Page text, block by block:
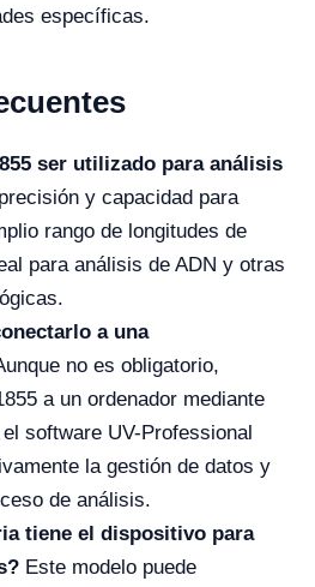
específicas.
ser utilizado para análisis
y capacidad para
rango de longitudes de
para análisis de ADN y otras
a una
no es obligatorio,
a un ordenador mediante
software UV-Professional
la gestión de datos y
de análisis.
tiene el dispositivo para
Este modelo puede